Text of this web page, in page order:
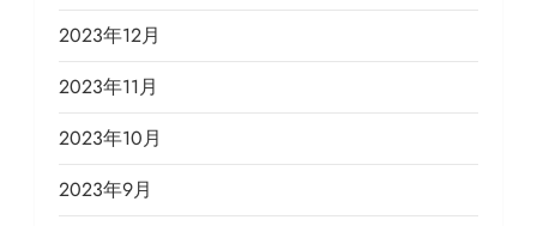
2023年12月
2023年11月
2023年10月
2023年9月